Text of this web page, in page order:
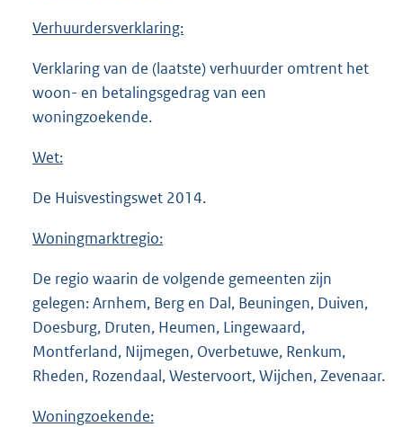
Verhuurdersverklaring:
Verklaring van de (laatste) verhuurder omtrent het
woon- en betalingsgedrag van een
woningzoekende.
Wet:
De Huisvestingswet 2014.
Woningmarktregio:
De regio waarin de volgende gemeenten zijn
gelegen: Arnhem, Berg en Dal, Beuningen, Duiven,
Doesburg, Druten, Heumen, Lingewaard,
Montferland, Nijmegen, Overbetuwe, Renkum,
Rheden, Rozendaal, Westervoort, Wijchen, Zevenaar.
Woningzoekende: